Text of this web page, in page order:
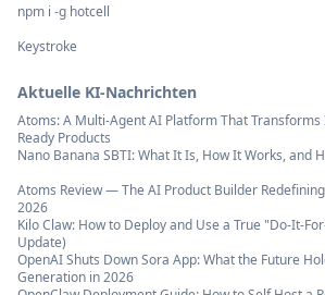
npm i -g hotcell
Keystroke
Aktuelle KI-Nachrichten
Atoms: A Multi-Agent AI Platform That Transforms
Ready Products
Nano Banana SBTI: What It Is, How It Works, and
Atoms Review — The AI Product Builder
2026
Kilo Claw: How to Deploy and Use a True
Update)
OpenAI Shuts Down Sora App: What the Future
Generation in 2026